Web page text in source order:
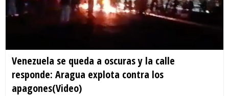
Venezuela se queda a oscuras y la calle
responde: Aragua explota contra los
apagones(Video)